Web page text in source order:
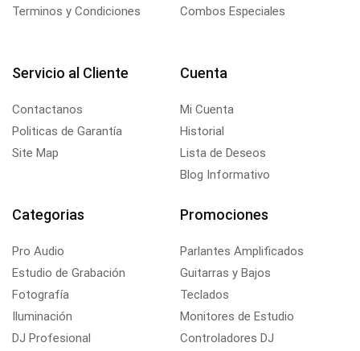
Terminos y Condiciones
Combos Especiales
Servicio al Cliente
Contactanos
Politicas de Garantía
Site Map
Cuenta
Mi Cuenta
Historial
Lista de Deseos
Blog Informativo
Categorias
Pro Audio
Estudio de Grabación
Fotografía
Iluminación
DJ Profesional
Promociones
Parlantes Amplificados
Guitarras y Bajos
Teclados
Monitores de Estudio
Controladores DJ